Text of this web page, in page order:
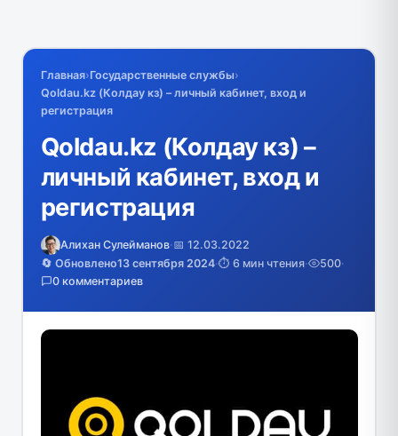
Главная›Государственные службы›
Qoldau.kz (Колдау кз) – личный кабинет, вход и
регистрация
Qoldau.kz (Колдау кз) –
личный кабинет, вход и
регистрация
Алихан Сулейманов·📅 12.03.2022
🔄 Обновлено13 сентября 2024·⏱️ 6 мин чтения· 500·
0 комментариев